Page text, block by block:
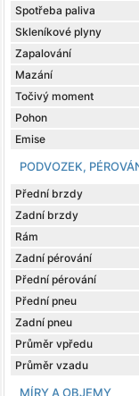
Spotřeba paliva
Skleníkové plyny
Zapalování
Mazání
Točivý moment
Pohon
Emise
PODVOZEK,
Přední brzdy
Zadní brzdy
Rám
Zadní pérování
Přední pérování
Přední pneu
Zadní pneu
Průměr vpředu
Průměr vzadu
MÍRY A OBJEMY